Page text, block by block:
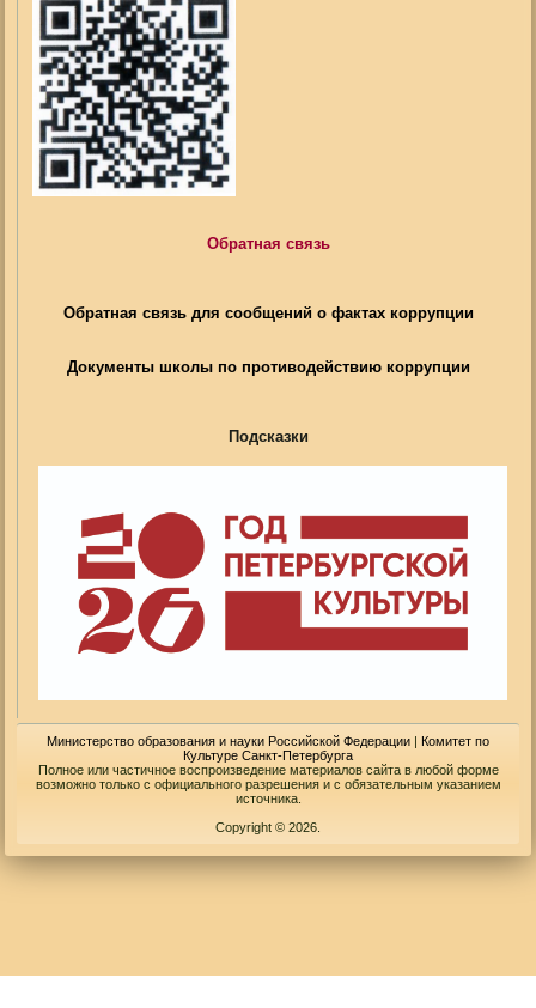
Обратная связь
Обратная связь для сообщений о фактах коррупции
Документы школы по противодействию коррупции
Подсказки
Министерство образования и науки Российской Федерации | Комитет по
Культуре Санкт-Петербурга
Полное или частичное воспроизведение материалов сайта в любой форме
возможно только с официального разрешения и с обязательным указанием
источника.
Copyright © 2026.